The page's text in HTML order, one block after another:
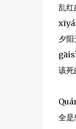
乱红
夕阳
该死
全是